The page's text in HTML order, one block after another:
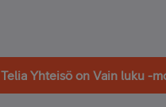
Telia Yhteisö on Vain luku -